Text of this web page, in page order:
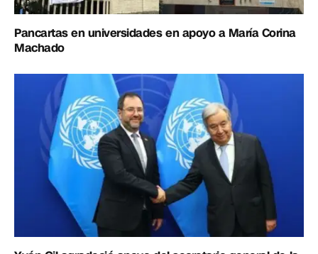
Pancartas en universidades en apoyo a María Corina
Machado